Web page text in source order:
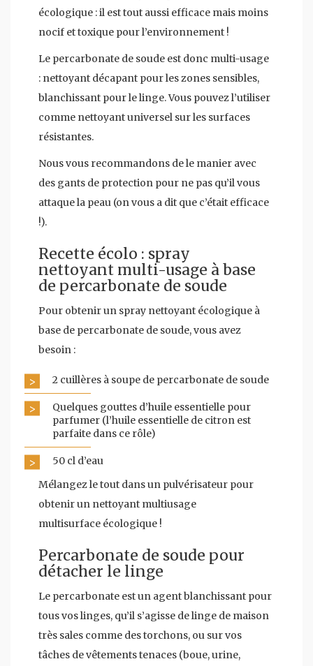
écologique : il est tout aussi efficace mais moins
nocif et toxique pour l’environnement !
Le percarbonate de soude est donc multi-usage
: nettoyant décapant pour les zones sensibles,
blanchissant pour le linge. Vous pouvez l’utiliser
comme nettoyant universel sur les surfaces
résistantes.
Nous vous recommandons de le manier avec
des gants de protection pour ne pas qu’il vous
attaque la peau (on vous a dit que c’était efficace
!).
Recette écolo : spray
nettoyant multi-usage à base
de percarbonate de soude
Pour obtenir un spray nettoyant écologique à
base de percarbonate de soude, vous avez
besoin :
2 cuillères à soupe de percarbonate de soude
Quelques gouttes d’huile essentielle pour
parfumer (l’huile essentielle de citron est
parfaite dans ce rôle)
50 cl d’eau
Mélangez le tout dans un pulvérisateur pour
obtenir un nettoyant multiusage
multisurface écologique !
Percarbonate de soude pour
détacher le linge
Le percarbonate est un agent blanchissant pour
tous vos linges, qu’il s’agisse de linge de maison
très sales comme des torchons, ou sur vos
tâches de vêtements tenaces (boue, urine,